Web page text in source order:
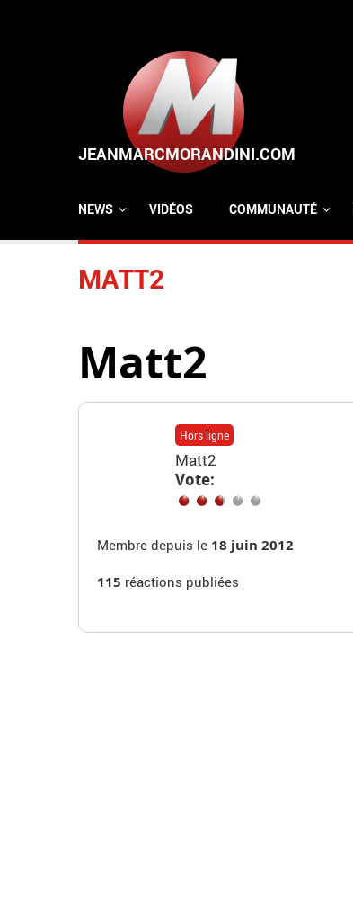
NEWS VIDÉOS COMMUNAUTÉ
MATT2
Matt2
Hors ligne
Matt2
Vote:
Membre depuis le 18 juin 2012
115 réactions publiées